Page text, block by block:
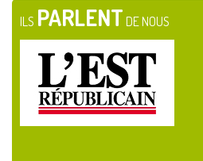
ILS PARLENT DE NOUS